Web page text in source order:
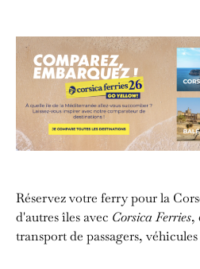
Réservez votre ferry pour la
d'autres îles avec Corsica Ferries,
transport de passagers,